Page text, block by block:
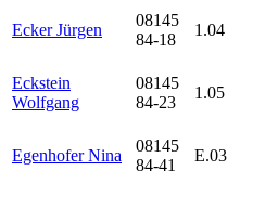
Ecker Jürgen
08145
84-18
1.04
Eckstein
Wolfgang
08145
84-23
1.05
Egenhofer Nina
08145
84-41
E.03